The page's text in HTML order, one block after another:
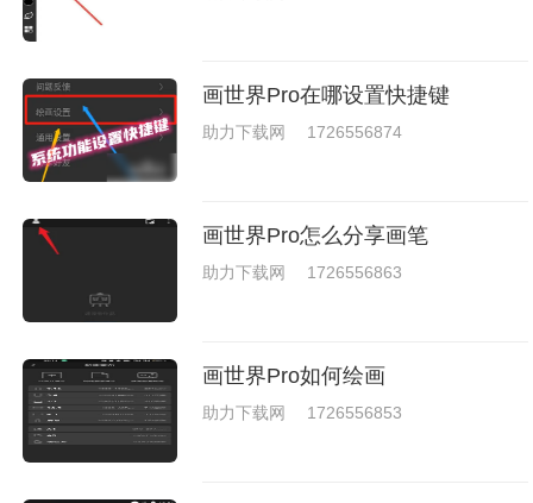
画世界Pro在哪设置快捷键
助力下载网 1726556874
画世界Pro怎么分享画笔
助力下载网 1726556863
画世界Pro如何绘画
助力下载网 1726556853